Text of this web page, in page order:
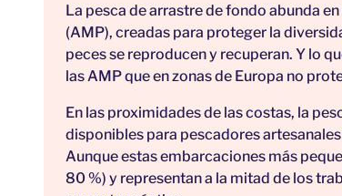
La pesca de arrastre de fondo abunda
(AMP), creadas para proteger la
peces se reproducen y recuperan. Y lo
las AMP que en zonas de Europa no
En las proximidades de las costas, la
disponibles para pescadores
Aunque estas embarcaciones más
80 %) y representan a la mitad de los